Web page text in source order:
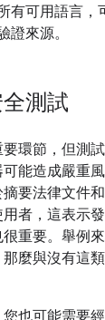
有可用語言，
證來源。
測試
環節，但測
能造成嚴重
要法律文件
者，這表示
重要。舉例
麼與沒有這
也可能需要